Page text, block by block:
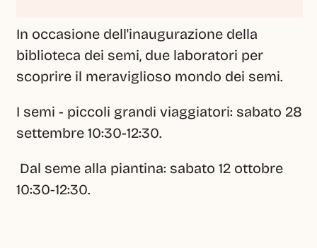
In occasione dell'inaugurazione della
biblioteca dei semi, due laboratori per
scoprire il meraviglioso mondo dei semi.
I semi - piccoli grandi viaggiatori: sabato 28
settembre 10:30-12:30.
10:30-12:30.